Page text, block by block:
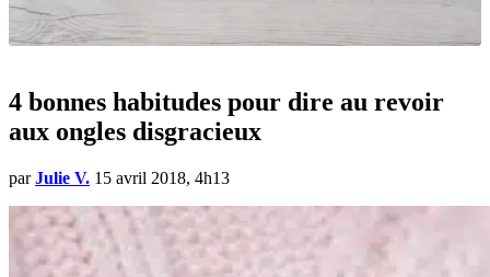
4 bonnes habitudes pour dire au revoir
aux ongles disgracieux
par Julie V. 15 avril 2018, 4h13